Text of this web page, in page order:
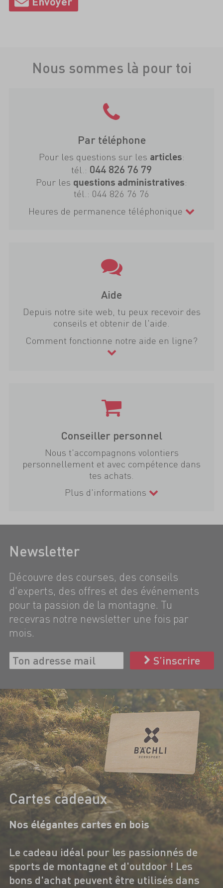
Nous sommes là pour toi
Par téléphone
Pour les questions sur les articles:
tél.: 044 826 76 79
Pour les questions administratives:
tél.: 044 826 76 76
Heures de permanence téléphonique
Aide
Depuis notre site web, tu peux recevoir des
conseils et obtenir de l'aide.
Comment fonctionne notre aide en ligne?
Conseiller personnel
Nous t'accompagnons volontiers
personnellement et avec compétence dans
tes achats.
Plus d'informations
Newsletter
Découvre des courses, des conseils
d'experts, des offres et des événements
pour ta passion de la montagne. Tu
recevras notre newsletter une fois par
mois.
S’inscrire
Cartes cadeaux
Nos élégantes cartes en bois
Le cadeau idéal pour les passionnés de
sports de montagne et d'outdoor ! Les
bons d'achat peuvent être utilisés dans